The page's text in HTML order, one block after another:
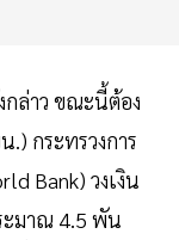
กล่าว ขณะนี้ต้อง
กระทรวงการ
Bank) วงเงิน
ะมาณ 4.5 พัน